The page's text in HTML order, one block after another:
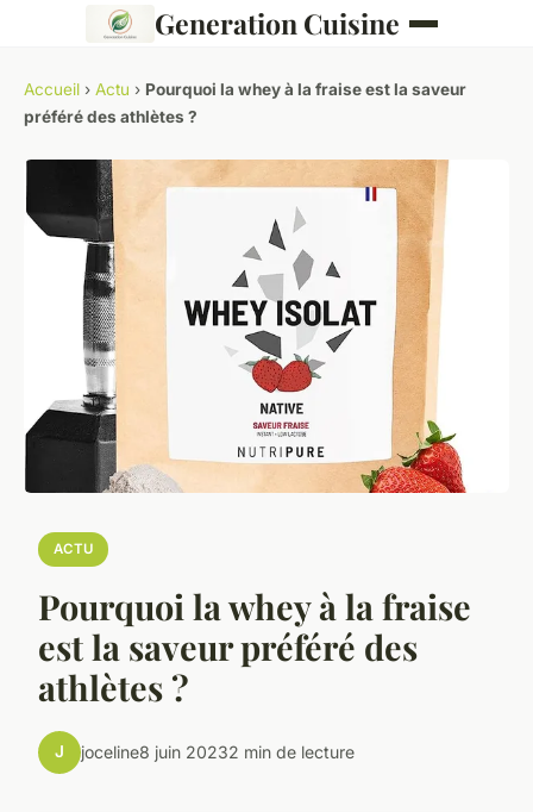
Generation Cuisine
Accueil › Actu › Pourquoi la whey à la fraise est la saveur
préféré des athlètes ?
ACTU
Pourquoi la whey à la fraise
est la saveur préféré des
athlètes ?
J joceline8 juin 20232 min de lecture